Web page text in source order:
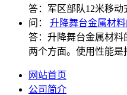
答： 军区部队12米移
问： 升降舞台金属材
答： 升降舞台金属材料
两个方面。使用性能
网站首页
公司简介